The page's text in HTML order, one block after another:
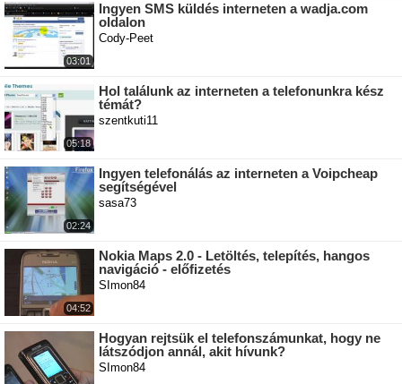
03:01
Ingyen SMS küldés interneten a wadja.com
oldalon
Cody-Peet
05:18
Hol találunk az interneten a telefonunkra kész
témát?
szentkuti11
02:24
Ingyen telefonálás az interneten a Voipcheap
segítségével
sasa73
04:52
Nokia Maps 2.0 - Letöltés, telepítés, hangos
navigáció - előfizetés
SImon84
Hogyan rejtsük el telefonszámunkat, hogy ne
látszódjon annál, akit hívunk?
SImon84